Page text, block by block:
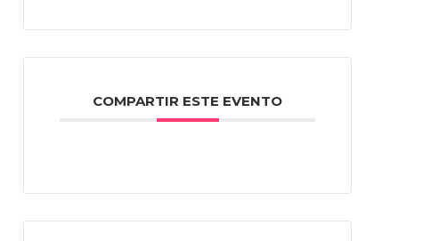
COMPARTIR ESTE EVENTO